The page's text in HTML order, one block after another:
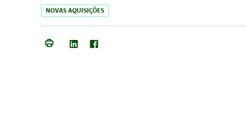
NOVAS AQUISIÇÕES